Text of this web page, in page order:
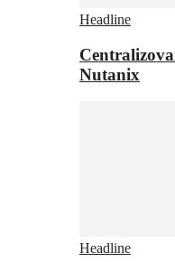
Headline
Nutanix
Headline